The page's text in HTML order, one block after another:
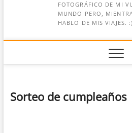
FOTOGRÁFICO DE MI
MUNDO PERO,
HABLO DE MIS VIAJES.
Sorteo de cumpleaños